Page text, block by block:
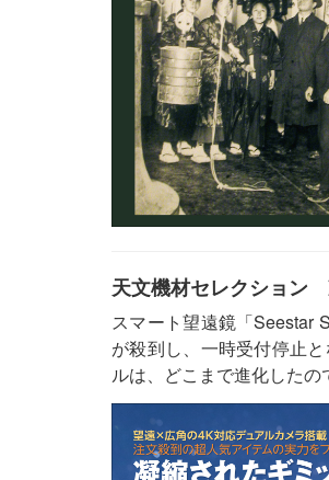
天文機材セレクション
スマート望遠鏡「Seestar
が殺到し、一時受付停止
ルは、どこまで進化したの